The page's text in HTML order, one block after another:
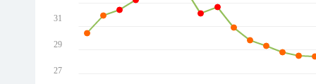
31
29
27